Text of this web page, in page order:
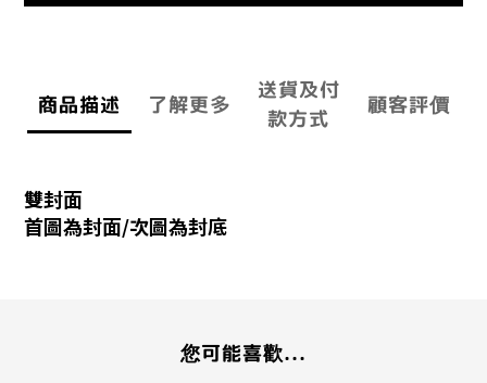
商品描述 了解更多
送貨及付
款方式
顧客評價
雙封面
首圖為封面/次圖為封底
您可能喜歡...